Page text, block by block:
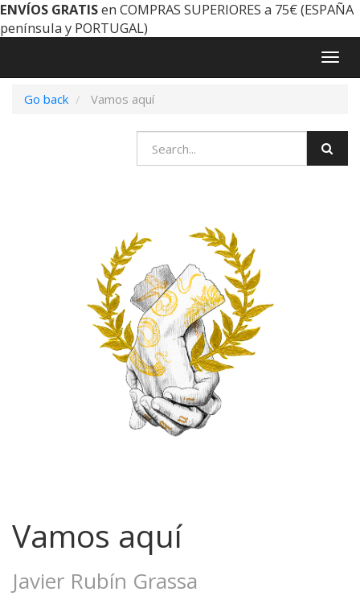
ENVÍOS GRATISen COMPRAS SUPERIORES a 75€ (ESPAÑA
península y PORTUGAL)
Go back
Vamos aquí
Vamos aquí
Javier Rubín Grassa